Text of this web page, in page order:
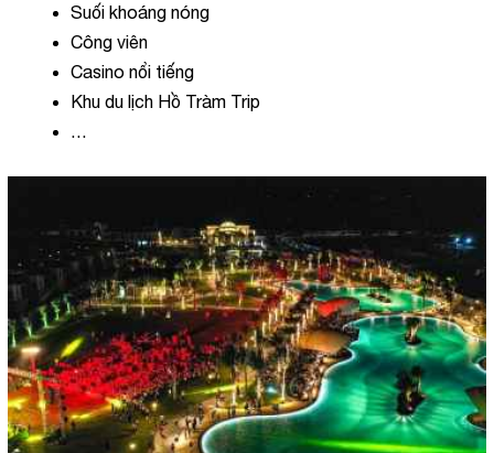
Suối khoáng nóng
Công viên
Casino nổi tiếng
Khu du lịch Hồ Tràm Trip